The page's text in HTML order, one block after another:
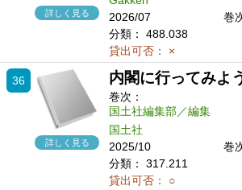
詳しく見る
2026/07
巻
分類：
488.038
貸出可否：
×
36
詳しく見る
内閣に行ってみよ
巻次：
国土社編集部／編集
国土社
2025/10
巻
分類：
317.211
貸出可否：
○